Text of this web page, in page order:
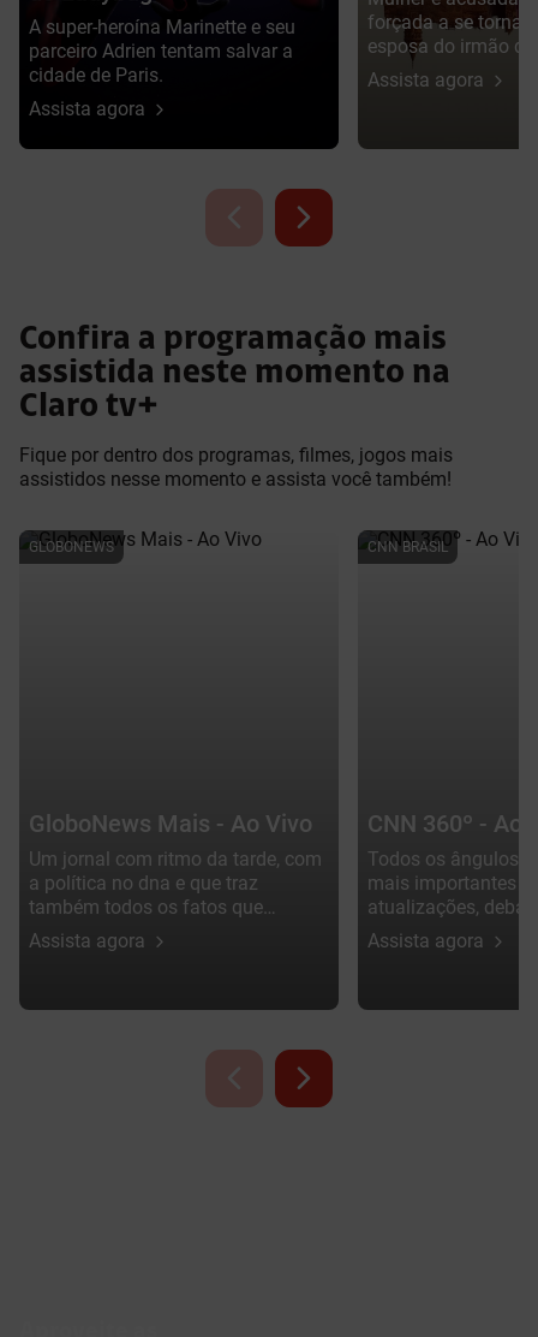
A super-heroína Marinette e seu
parceiro Adrien tentam salvar a
cidade de Paris.
Assista agora
forçada a se tornar
esposa do irmão
Assista agora
Confira a programação mais
assistida neste momento na
Claro tv+
Fique por dentro dos programas, filmes, jogos mais
assistidos nesse momento e assista você também!
GLOBONEWS
GloboNews Mais - Ao Vivo
Um jornal com ritmo da tarde, com
a política no dna e que traz
também todos os fatos que
importam. Apresentação de Júlia
Duailibi.
Assista agora
CNN BRASIL
CNN 360º - Ao
Todos os ângulos
mais importantes
atualizações,
em tempo real.
Assista agora